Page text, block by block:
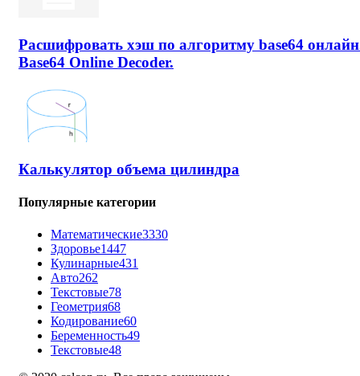
Расшифровать хэш по алгоритму base64
Base64 Online Decoder.
Калькулятор объема цилиндра
Популярные категории
Математические3330
Здоровье1447
Кулинарные431
Авто262
Текстовые78
Геометрия68
Кодирование60
Беременность49
Текстовые48